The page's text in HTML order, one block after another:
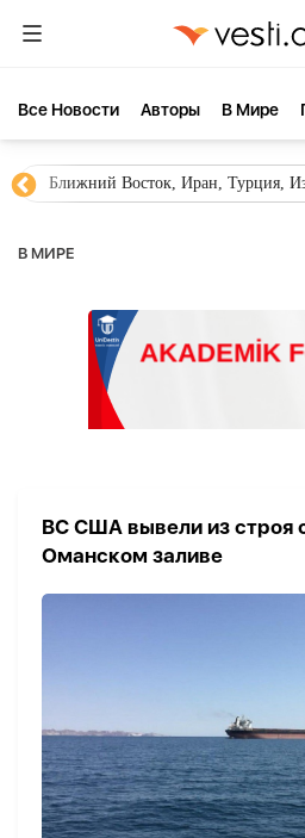
Все Новости Aвторы В Мире
Ближний Восток, Иран, Турция,
В МИРЕ
ВС США вывели из строя
Оманском заливе